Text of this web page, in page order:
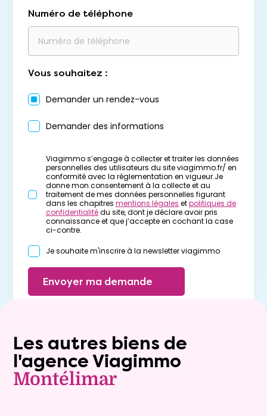
Numéro de téléphone
Vous souhaitez :
Demander un rendez-vous
Demander des informations
Viagimmo s’engage à collecter et traiter les données
personnelles des utilisateurs du site viagimmo.fr/ en
conformité avec la réglementation en vigueur.Je
donne mon consentement à la collecte et au
traitement de mes données personnelles figurant
dans les chapitres mentions légales etpolitiques de
confidentialitédu site, dont je déclare avoir pris
connaissance et que j’accepte en cochant la case
ci-contre.
Je souhaite m'inscrire à la newsletter viagimmo
Envoyer ma demande
Les autres biens de
l'agence Viagimmo
Montélimar